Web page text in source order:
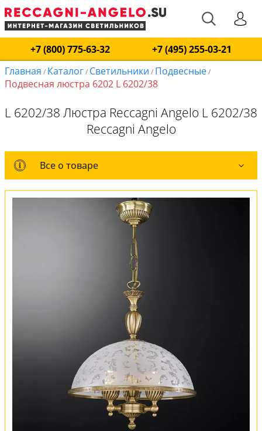
+7 (800) 775-63-32
+7 (495) 255-03-21
Главная / Каталог/ Светильники / Подвесные/
Подвесная люстра 6202 L 6202/38
L 6202/38 Люстра Reccagni Angelo L 6202/38
Reccagni Angelo
Все о товаре
Все о товаре
Комплект лампочек
Отзывы